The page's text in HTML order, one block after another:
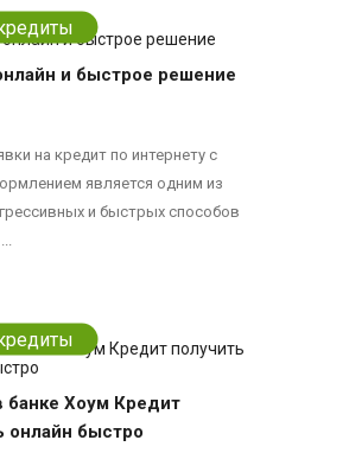
и быстрое решение
на кредит по интернету с
является одним из
и быстрых способов
банке Хоум Кредит
онлайн быстро